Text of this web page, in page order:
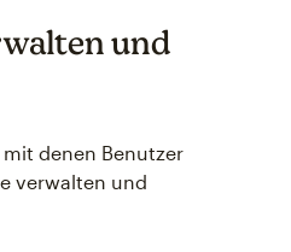
und
mit denen Benutzer
verwalten und